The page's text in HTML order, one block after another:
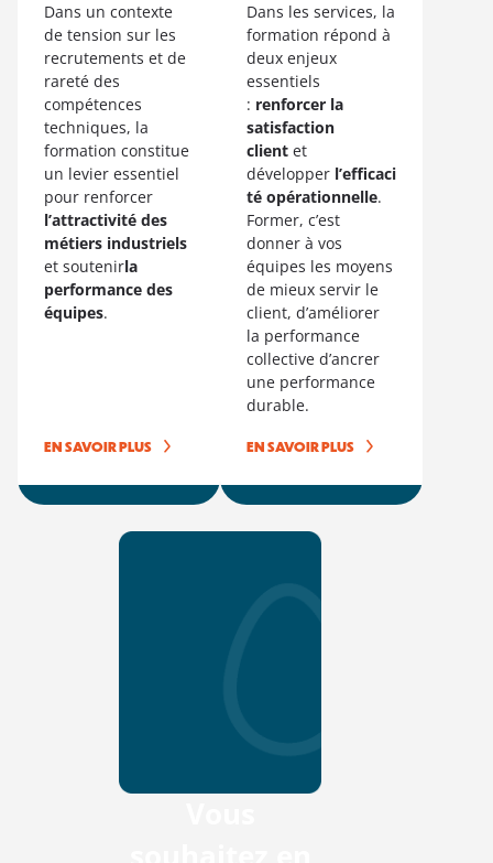
Dans un contexte
de tension sur les
recrutements et de
rareté des
compétences
techniques, la
formation constitue
un levier essentiel
pour renforcer
l’attractivité des
métiers industriels
et soutenirla
performance des
équipes.
EN SAVOIR PLUS
Dans les services, la
formation répond à
deux enjeux
essentiels
: renforcer la
satisfaction
client et
développer l’efficaci
té opérationnelle.
Former, c’est
donner à vos
équipes les moyens
de mieux servir le
client, d’améliorer
la performance
collective d’ancrer
une performance
durable.
EN SAVOIR PLUS